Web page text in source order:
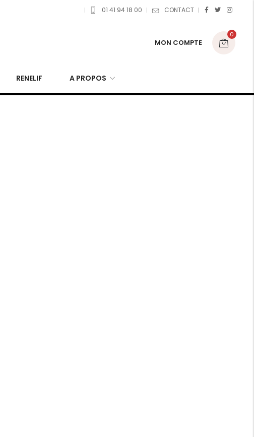
01 41 94 18 00 CONTACT
MON COMPTE
0
RENELIF A PROPOS